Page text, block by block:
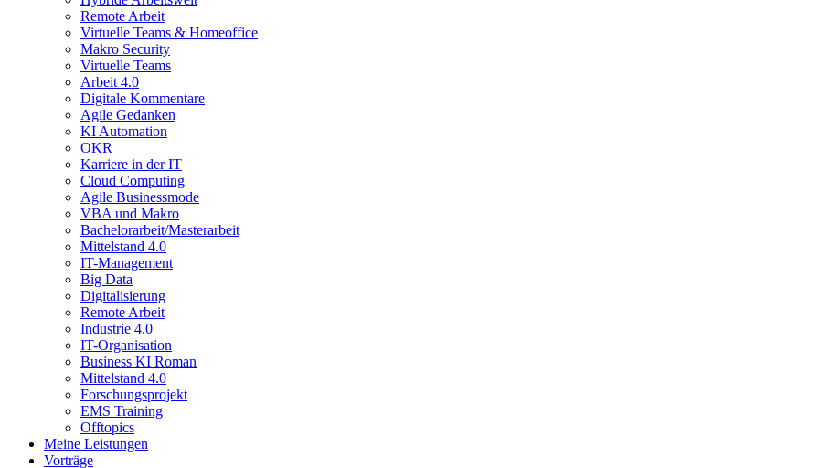
Remote Arbeit
Virtuelle Teams & Homeoffice
Makro Security
Virtuelle Teams
Arbeit 4.0
Digitale Kommentare
Agile Gedanken
KI Automation
OKR
Karriere in der IT
Cloud Computing
Agile Businessmode
VBA und Makro
Bachelorarbeit/Masterarbeit
Mittelstand 4.0
IT-Management
Big Data
Digitalisierung
Remote Arbeit
Industrie 4.0
IT-Organisation
Business KI Roman
Mittelstand 4.0
Forschungsprojekt
EMS Training
Offtopics
Meine Leistungen
Vorträge